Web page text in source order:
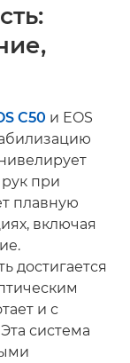
C50 и EOS
при
плавную
включая
достигается
и с
система